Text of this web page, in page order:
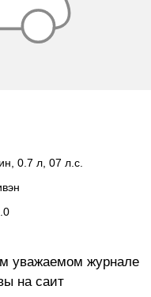
0.7 л, 07 л.с.
уважаемом журнале
на саит